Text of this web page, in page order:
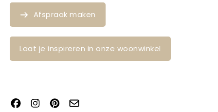
Afspraak maken
Laat je inspireren in onze woonwinkel